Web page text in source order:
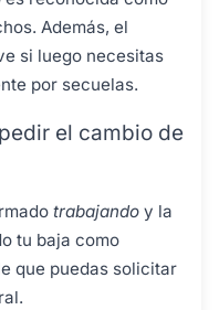
Además, el
si luego necesitas
por secuelas.
el cambio de
trabajando y la
tu baja como
que puedas solicitar